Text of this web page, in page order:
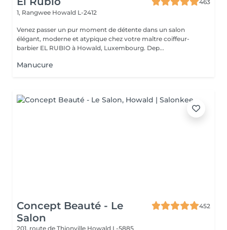
463
1, Rangwee Howald L-2412
Venez passer un pur moment de détente dans un salon
élégant, moderne et atypique chez votre maître coiffeur-
barbier EL RUBIO à Howald, Luxembourg. Dep...
Manucure
Concept Beauté - Le
Salon
452
201, route de Thionville Howald L-5885